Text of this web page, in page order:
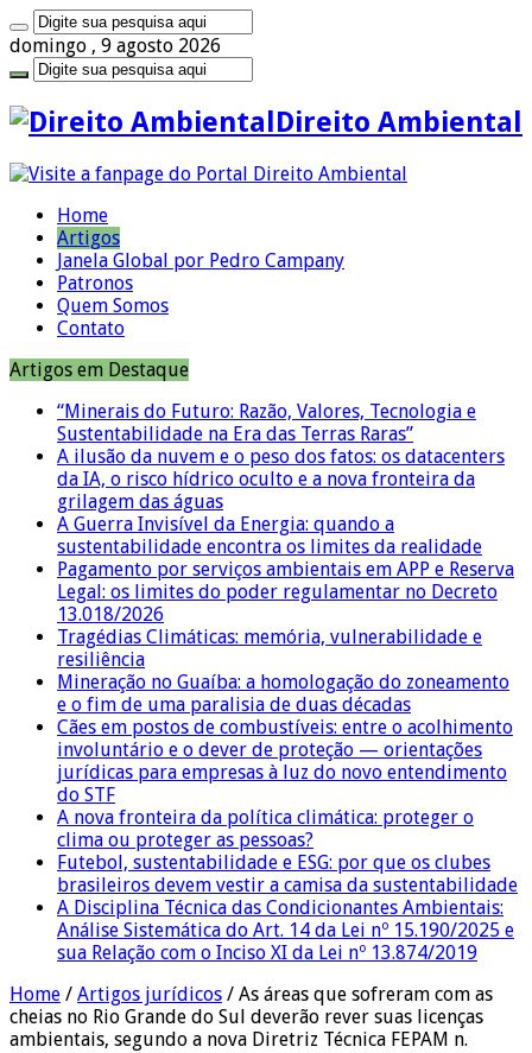
domingo , 9 agosto 2026
Direito Ambiental
Home
Artigos
Janela Global por Pedro Campany
Patronos
Quem Somos
Contato
Artigos em Destaque
“Minerais do Futuro: Razão, Valores, Tecnologia e
Sustentabilidade na Era das Terras Raras”
A ilusão da nuvem e o peso dos fatos: os datacenters
da IA, o risco hídrico oculto e a nova fronteira da
grilagem das águas
A Guerra Invisível da Energia: quando a
sustentabilidade encontra os limites da realidade
Pagamento por serviços ambientais em APP e Reserva
Legal: os limites do poder regulamentar no Decreto
13.018/2026
Tragédias Climáticas: memória, vulnerabilidade e
resiliência
Mineração no Guaíba: a homologação do zoneamento
e o fim de uma paralisia de duas décadas
Cães em postos de combustíveis: entre o acolhimento
involuntário e o dever de proteção — orientações
jurídicas para empresas à luz do novo entendimento
do STF
A nova fronteira da política climática: proteger o
clima ou proteger as pessoas?
Futebol, sustentabilidade e ESG: por que os clubes
brasileiros devem vestir a camisa da sustentabilidade
A Disciplina Técnica das Condicionantes Ambientais:
Análise Sistemática do Art. 14 da Lei nº 15.190/2025 e
sua Relação com o Inciso XI da Lei nº 13.874/2019
Home / Artigos jurídicos / As áreas que sofreram com as
cheias no Rio Grande do Sul deverão rever suas licenças
ambientais, segundo a nova Diretriz Técnica FEPAM n.